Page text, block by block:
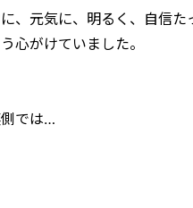
、元気に、明るく、自信た
心がけていました。
では…